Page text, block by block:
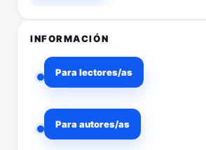
INFORMACIÓN
Para lectores/as
Para autores/as